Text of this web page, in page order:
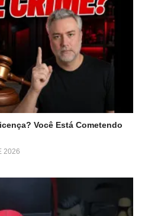
Você Está Cometendo
2026